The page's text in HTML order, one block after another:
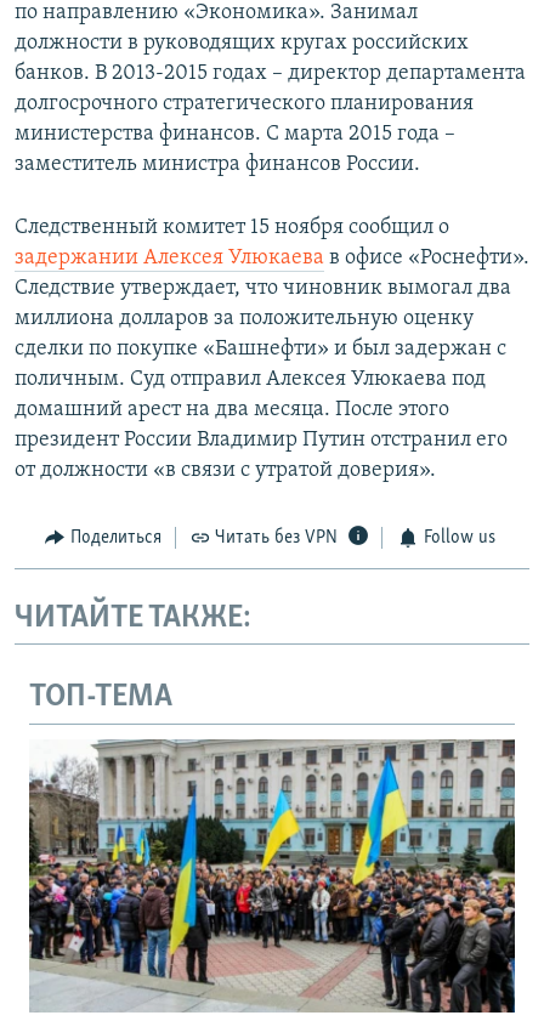
по направлению «Экономика». Занимал
должности в руководящих кругах российских
банков. В 2013-2015 годах – директор департамента
долгосрочного стратегического планирования
министерства финансов. С марта 2015 года –
заместитель министра финансов России.
Следственный комитет 15 ноября сообщил о
задержании Алексея Улюкаева в офисе «Роснефти».
Следствие утверждает, что чиновник вымогал два
миллиона долларов за положительную оценку
сделки по покупке «Башнефти» и был задержан с
поличным. Суд отправил Алексея Улюкаева под
домашний арест на два месяца. После этого
президент России Владимир Путин отстранил его
от должности «в связи с утратой доверия».
Поделиться Читать без VPN Follow us
ЧИТАЙТЕ ТАКЖЕ:
ТОП-ТЕМА